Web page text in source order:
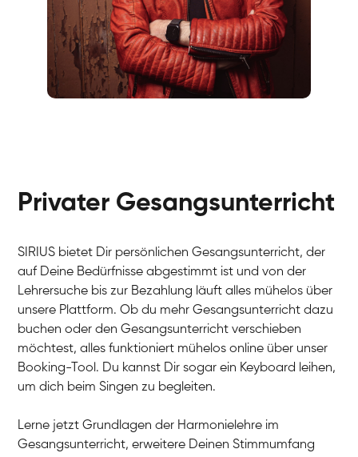
Gesang / Vocal
Anna
Gesang / Vocal
Gesang / Vocal
Gesang / Vocal
Gesang / Vocal
Gesang / Vocal
Gesang / Vocal
Gesang / Vocal
Gesang / Vocal
Gesang / Vocal
Gesang / Vocal
Privater Gesangsunterricht
SIRIUS bietet Dir persönlichen Gesangsunterricht, der
auf Deine Bedürfnisse abgestimmt ist und von der
Lehrersuche bis zur Bezahlung läuft alles mühelos über
unsere Plattform. Ob du mehr Gesangsunterricht dazu
buchen oder den Gesangsunterricht verschieben
möchtest, alles funktioniert mühelos online über unser
Booking-Tool. Du kannst Dir sogar ein Keyboard leihen,
um dich beim Singen zu begleiten.
Lerne jetzt Grundlagen der Harmonielehre im
Gesangsunterricht, erweitere Deinen Stimmumfang